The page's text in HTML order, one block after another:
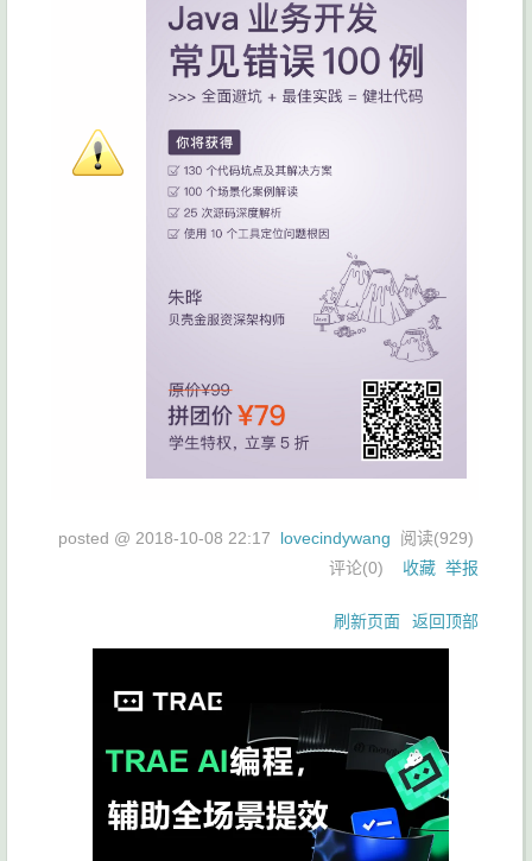
posted @ 2018-10-08 22:17 lovecindywang 阅读(929)
评论(0) 收藏 举报
刷新页面 返回顶部